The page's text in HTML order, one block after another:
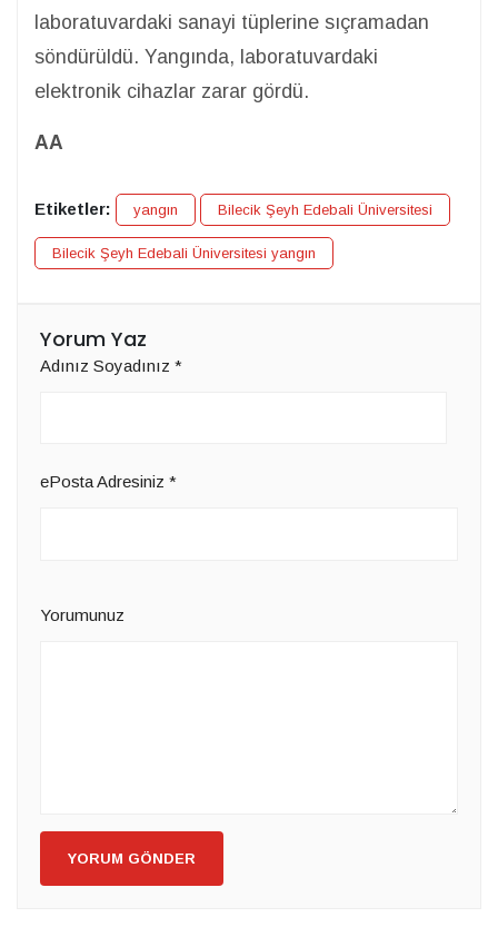
laboratuvardaki sanayi tüplerine sıçramadan
söndürüldü. Yangında, laboratuvardaki
elektronik cihazlar zarar gördü.
AA
Etiketler: yangın Bilecik Şeyh Edebali Üniversitesi
Bilecik Şeyh Edebali Üniversitesi yangın
Yorum Yaz
Adınız Soyadınız *
ePosta Adresiniz *
Yorumunuz
YORUM GÖNDER